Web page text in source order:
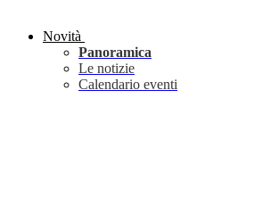
Novità
Panoramica
Le notizie
Calendario eventi